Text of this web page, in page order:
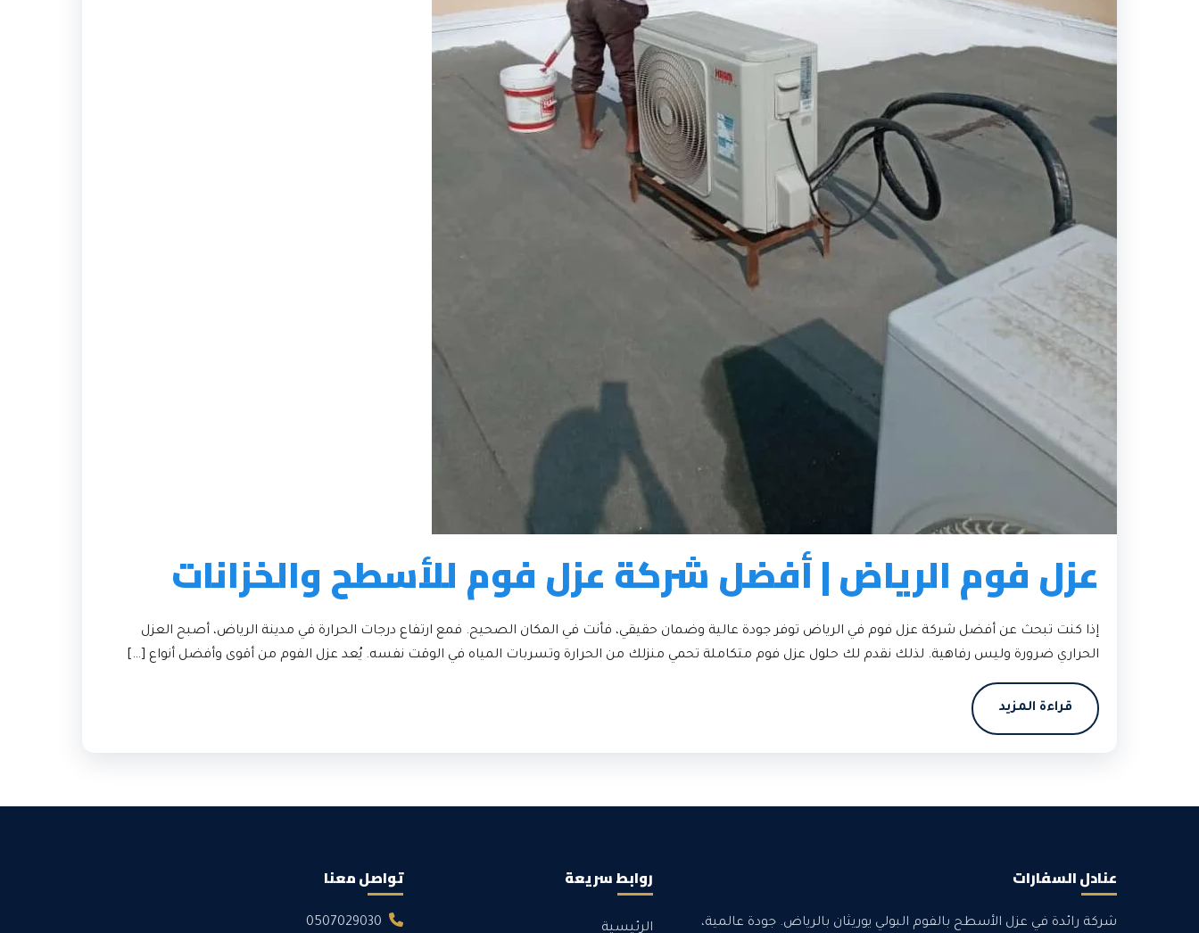
عزل فوم الرياض | أفضل شركة عزل فوم للأسطح والخزانات
إذا كنت تبحث عن أفضل شركة عزل فوم في الرياض توفر جودة عالية وضمان حقيقي، فأنت في المكان الصحيح. فمع ارتفاع درجات الحرارة في مدينة الرياض، أصبح العزل
الحراري ضرورة وليس رفاهية. لذلك نقدم لك حلول عزل فوم متكاملة تحمي منزلك من الحرارة وتسربات المياه في الوقت نفسه. يُعد عزل الفوم من أقوى وأفضل أنواع […]
قراءة المزيد
عنادل السفارات
شركة رائدة في عزل الأسطح بالفوم البولي يوريثان بالرياض. جودة عالمية،
روابط سريعة
الرئيسية
تواصل معنا
0507029030